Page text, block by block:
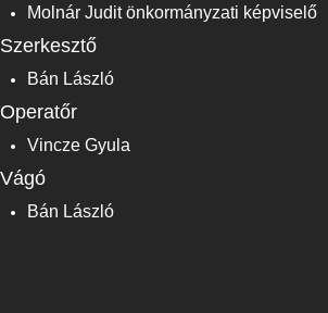
Molnár Judit önkormányzati képviselő
Szerkesztő
Bán László
Operatőr
Vincze Gyula
Vágó
Bán László